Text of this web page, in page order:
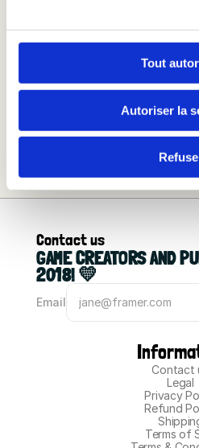
Tout
Autoriser la
Printed in
Contact us
GAME CREATORS AND
2018! 💛
Email
Contact
Legal
Privacy
Refund
Terms of